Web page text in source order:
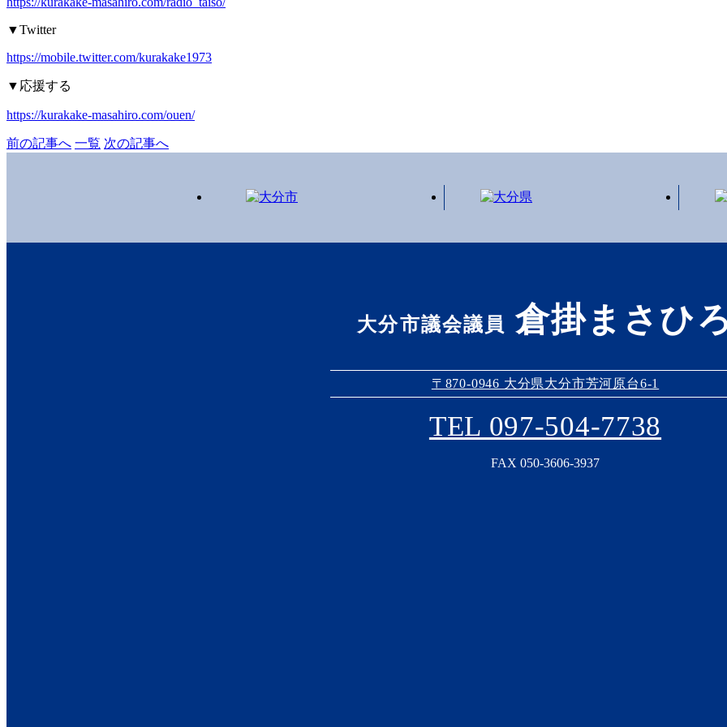
▼Twitter
https://mobile.twitter.com/kurakake1973
▼ 応援する
https://kurakake-masahiro.com/ouen/
前の記事へ 一覧 次の記事へ
大分市議会議員 倉掛まさひ
〒870-0946 大分県大分市芳河原台6-1
TEL 097-504-7738
FAX 050-3606-3937